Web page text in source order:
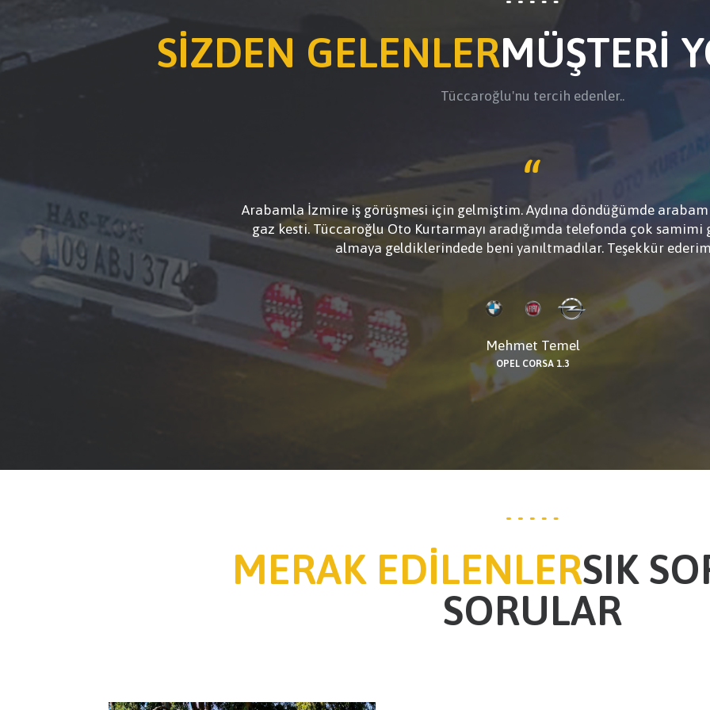
SİZDEN GELENLERMÜŞTERİ
Tüccaroğlu'nu tercih edenler..
olduğu için sıcakta hararet
güven konusunda üzmedi.
Arabamla İzmire iş görüşmesi için gelmiştim. Aydına döndüğümde
gaz kesti. Tüccaroğlu Oto Kurtarmayı aradığımda telefonda çok samimi
almaya geldiklerindede beni yanıltmadılar. Teşekkür ederim
Mehmet Temel
OPEL CORSA 1.3
MERAK EDİLENLERSIK
SORULAR